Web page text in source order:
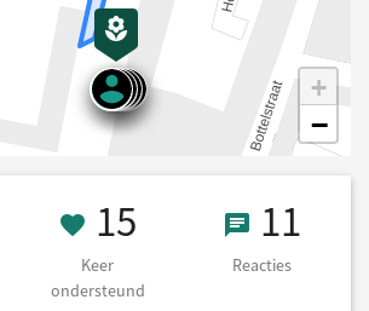
+
−
3
15 Keer
15
Keer
ondersteund
1111
Reacties